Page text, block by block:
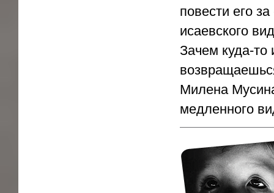
повести его
исаевского
Зачем куда-то
Милена
медленного